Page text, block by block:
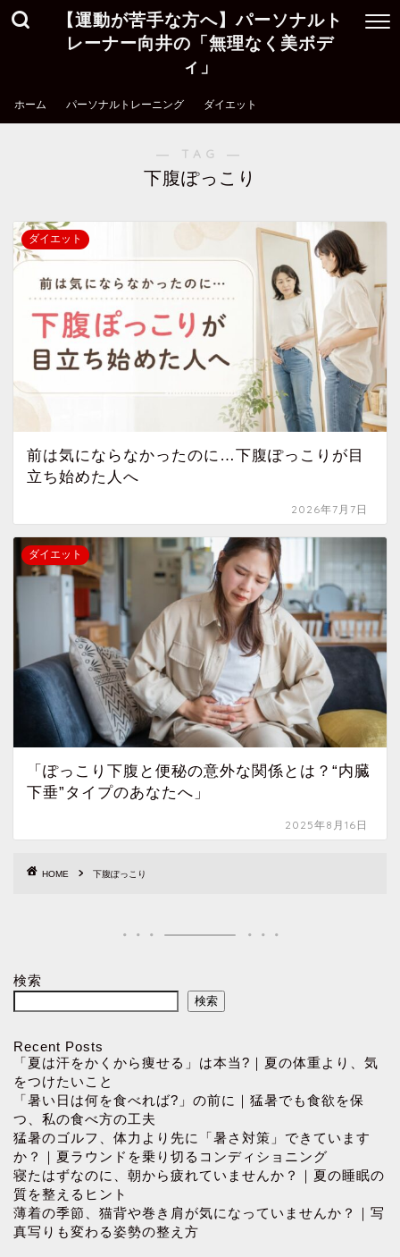
【運動が苦手な方へ】パーソナルト
レーナー向井の「無理なく美ボデ
ィ」
ホーム パーソナルトレーニング ダイエット
― TAG ―
下腹ぽっこり
ダイエット
前は気にならなかったのに…下腹ぽっこりが目
立ち始めた人へ
2026年7月7日
ダイエット
「ぽっこり下腹と便秘の意外な関係とは？“内臓
下垂”タイプのあなたへ」
2025年8月16日
HOME 下腹ぽっこり
検索
検索
Recent Posts
「夏は汗をかくから痩せる」は本当?｜夏の体重より、気
をつけたいこと
「暑い日は何を食べれば?」の前に｜猛暑でも食欲を保
つ、私の食べ方の工夫
猛暑のゴルフ、体力より先に「暑さ対策」できています
か？｜夏ラウンドを乗り切るコンディショニング
寝たはずなのに、朝から疲れていませんか？｜夏の睡眠の
質を整えるヒント
薄着の季節、猫背や巻き肩が気になっていませんか？｜写
真写りも変わる姿勢の整え方